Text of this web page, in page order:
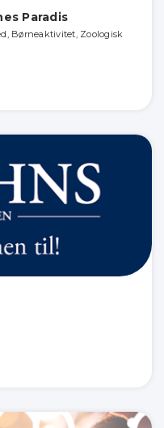
Paradis
Børneaktivitet, Zoologisk